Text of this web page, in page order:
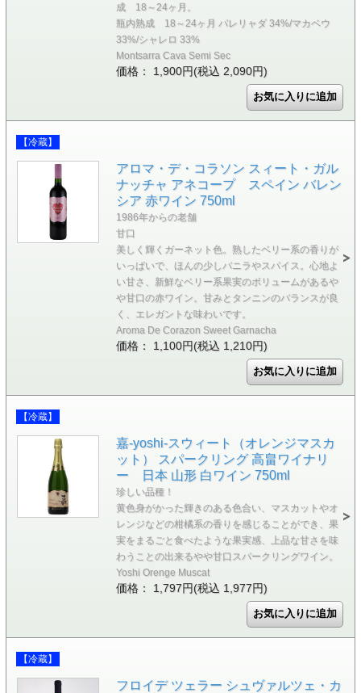
成 18～24ヶ月。
瓶内熟成 18～24ヶ月 パレリャダ 34%/マカベウ
33%/シャレロ 33%
Montsarra Cava Semi Sec
価格： 1,900円(税込 2,090円)
【冷蔵】
アロマ・デ・コラソン スィート・ガル
ナッチャ アネコープ スペイン バレン
シア 赤ワイン 750ml
1986年からの老舗
甘口
美しく輝くガーネット色。熟したベリー系の香りが
いっぱいで、ほんの少しバニラやスパイス。心地よ
い甘さ、新鮮なベリー系果実のボリュームがあるや
や甘口の赤ワイン。甘みとタンニンのバランスが良
く、エレガントな味わいです。
Aroma De Corazon Sweet Garnacha
価格： 1,100円(税込 1,210円)
【冷蔵】
嘉-yoshi-スウィート（オレンジマスカ
ット） スパークリング 高畠ワイナリ
ー 日本 山形 白ワイン 750ml
珍しい品種！
黄色身がかった輝きのある色合い、マスカットやオ
レンジなどの柑橘系の香りを感じることができ、果
実をまるごと食べたような果実感、上品な甘さを味
わうことの出来るやや甘口スパークリングワイン。
Yoshi Orenge Muscat
価格： 1,797円(税込 1,977円)
【冷蔵】
フロイデ ツェラー シュヴァルツェ・カ